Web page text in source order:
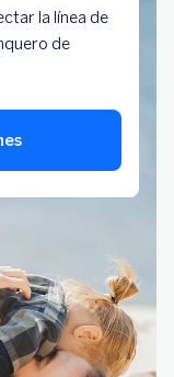
la línea de
de